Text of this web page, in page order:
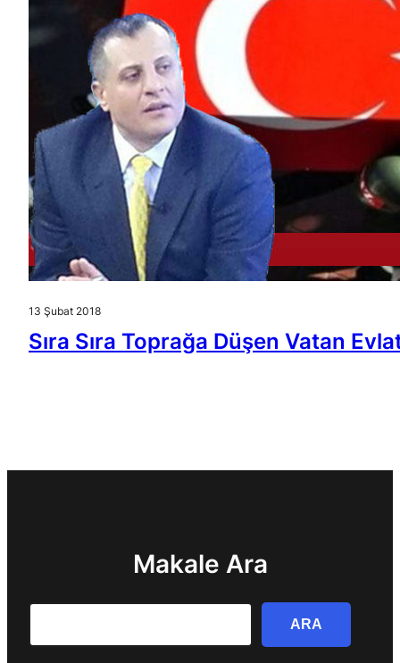
13 Şubat 2018
Sıra Sıra Toprağa Düşen Vatan
Makale Ara
ARA